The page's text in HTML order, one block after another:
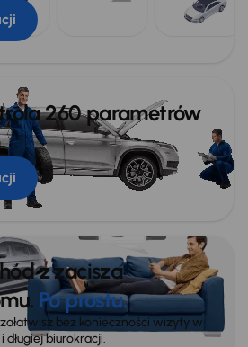
260 parametrów
z zacisza
Po prostu.
bez konieczności wizyty w
długiej biurokracji.